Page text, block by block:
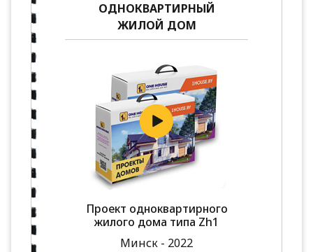
ОДНОКВАРТИРНЫЙ
ЖИЛОЙ ДОМ
Проект одноквартирного
жилого дома типа Zh1
Минск - 2022